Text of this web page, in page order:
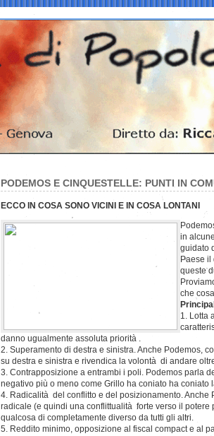
PODEMOS E CINQUESTELLE: PUNTI IN
ECCO IN COSA SONO VICINI E IN COSA LONTANI
in
guidato
Paese
queste
che
1. Lotta
danno ugualmente assoluta priorità .
2. Superamento di destra e sinistra. Anche Podemos,
su destra e sinistra e rivendica la volontà di andare
3. Contrapposizione a entrambi i poli. Podemos parla
negativo più o meno come Grillo ha coniato ha coniato
4. Radicalità del conflitto e del posizionamento.
radicale (e quindi una conflittualità forte verso il potere
qualcosa di completamente diverso da tutti gli altri.
5. Reddito minimo, opposizione al fiscal compact e al